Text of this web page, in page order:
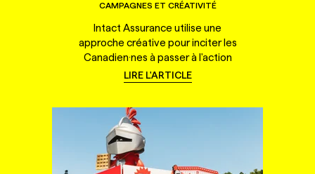
CAMPAGNES ET CRÉATIVITÉ
Intact Assurance utilise une
approche créative pour inciter les
Canadien·nes à passer à l'action
LIRE L'ARTICLE